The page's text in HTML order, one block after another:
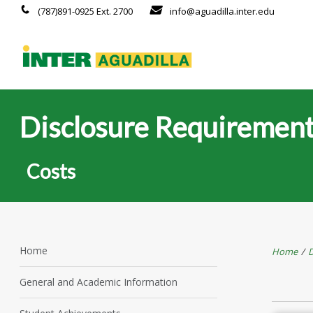
(787)891-0925 Ext. 2700 info@aguadilla.inter.edu
Disclosure
Costs
Home /
Home
General and Academic Information